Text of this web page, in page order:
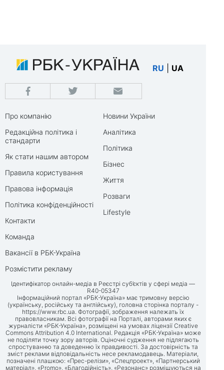
RU UA
Про компанію
Редакційна політика і
стандарти
Як стати нашим автором
Правила користування
Правова інформація
Політика конфіденційності
Контакти
Команда
Вакансії в РБК-Україна
Розмістити рекламу
Новини України
Аналітика
Політика
Бізнес
Життя
Розваги
Lifestyle
Ідентифікатор онлайн-медіа в Реєстрі суб’єктів у сфері медіа —
R40-05347
Інформаційний портал «РБК-Україна» має тримовну версію
(українську, російську та англійську), головна сторінка порталу -
https://www.rbc.ua. Фотографії, зображення належать їх
правовласникам. Всі фотографії на Порталі, авторами яких є
журналісти «РБК-Україна», розміщені на умовах ліцензії Creative
Commons Attribution 4.0 International. Редакція «РБК-Україна» може
не поділяти точку зору авторів. Оціночні судження не підлягають
спростуванню та доведенню їх правдивості. За достовірність та
зміст реклами відповідальність несе рекламодавець. Матеріали,
позначені плашкою: «Прес-релізи», «Спецпроект», «Партнерський
матеріал», «Promo», «Благодійність», «Резонанс» розміщуються на